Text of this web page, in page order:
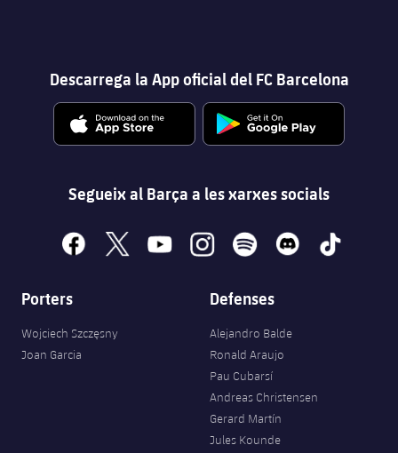
Descarrega la App oficial del FC Barcelona
Segueix al Barça a les xarxes socials
facebook
x youtubeinstagramspotify discord tiktok
Porters
Wojciech Szczęsny
Joan Garcia
Defenses
Alejandro Balde
Ronald Araujo
Pau Cubarsí
Andreas Christensen
Gerard Martín
Jules Kounde